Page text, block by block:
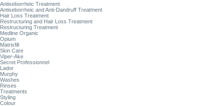
Antiseborrheic Treatment
Antiseborrheic and Anti-Dandruff Treatment
Hair Loss Treatment
Restructuring and Hair Loss Treatment
Restructuring Treatment
Medline Organic
Opium
Matrixfill
Skin Care
Viper-Ake
Secret Professionnel
Lador
Murphy
Washes
Rinses
Treatments
Styling
Colour